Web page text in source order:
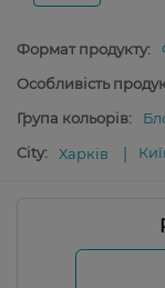
Формат продукту:
Особливість
Група кольорів:
City:
Харків